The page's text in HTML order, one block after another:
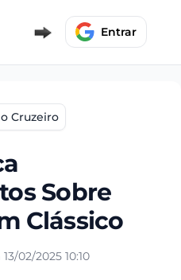
Entrar
Cruzeiro
Sobre
Clássico
02/2025 10:10